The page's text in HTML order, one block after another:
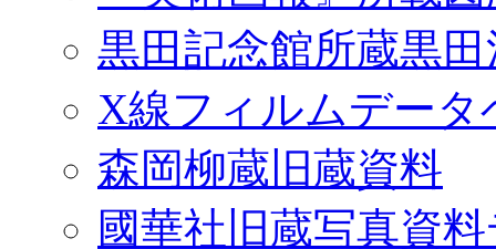
黒田記念館所蔵黒
X線フィルムデータ
森岡柳蔵旧蔵資料
國華社旧蔵写真資